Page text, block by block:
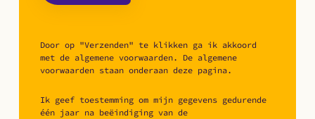
Door op "Verzenden" te klikken ga ik akkoord
met de algemene voorwaarden. De algemene
voorwaarden staan onderaan deze pagina.
Ik geef toestemming om mijn gegevens gedurende
één jaar na beëindiging van de